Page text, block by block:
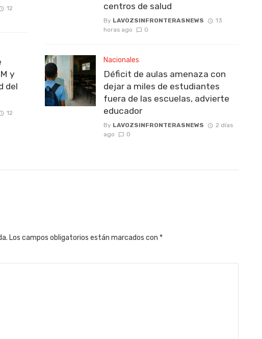
12
y
del
12
centros de salud
By LAVOZSINFRONTERASNEWS
13
horas ago
0
Nacionales
Déficit de aulas amenaza con
dejar a miles de estudiantes
fuera de las escuelas, advierte
educador
By LAVOZSINFRONTERASNEWS
2 días
ago
0
Los campos obligatorios están marcados con *